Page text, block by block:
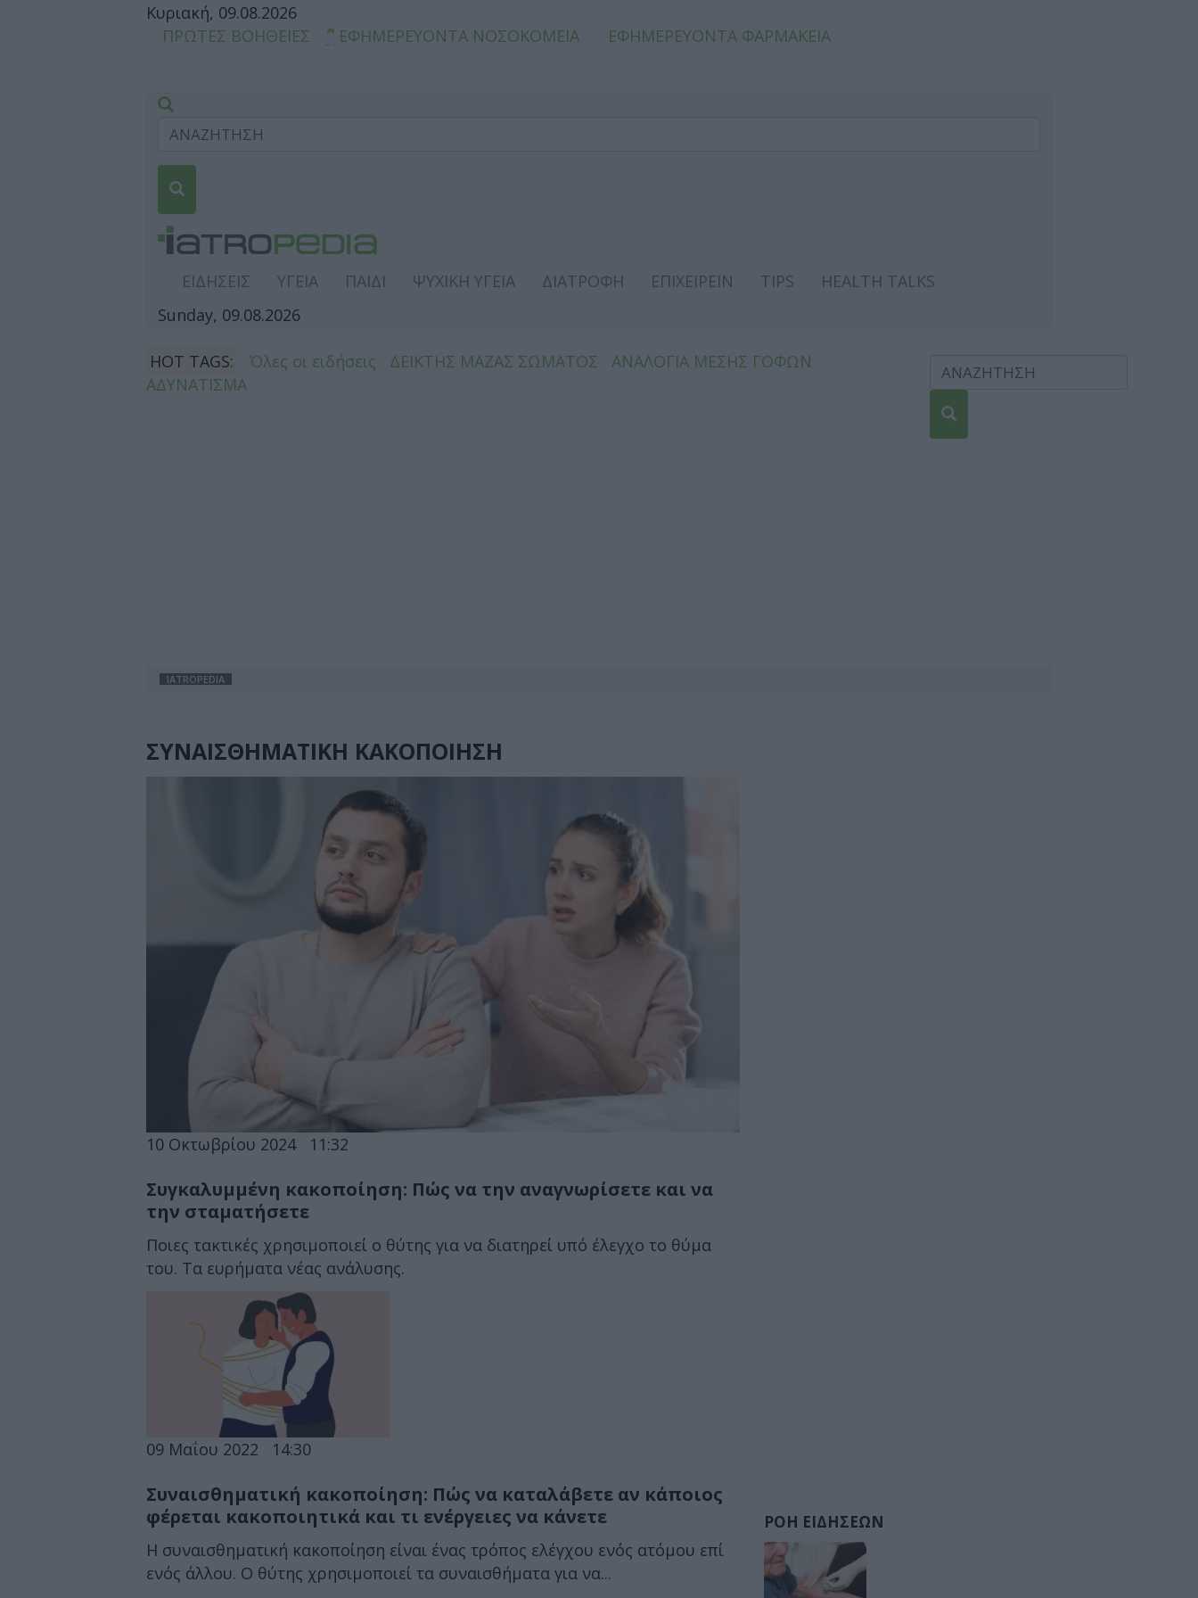
Κυριακή, 09.08.2026
ΠΡΩΤΕΣ ΒΟΗΘΕΙΕΣ
ΕΦΗΜΕΡΕΥΟΝΤΑ ΝΟΣΟΚΟΜΕΙΑ ΕΦΗΜΕΡΕΥΟΝΤΑ ΦΑΡΜΑΚΕΙΑ
ΕΙΔΗΣΕΙΣ ΥΓΕΙΑ ΠΑΙΔΙ ΨΥΧΙΚΗ ΥΓΕΙΑ ΔΙΑΤΡΟΦΗ ΕΠΙΧΕΙΡΕΙΝ TIPS
HEALTH TALKS
Sunday, 09.08.2026
HOT TAGS: Όλες οι ειδήσεις ΔΕΙΚΤΗΣ ΜΑΖΑΣ ΣΩΜΑΤΟΣ
ΑΝΑΛΟΓΙΑ ΜΕΣΗΣ ΓΟΦΩΝ
ΑΔΥΝΑΤΙΣΜΑ
IATROPEDIA
ΣΥΝΑΙΣΘΗΜΑΤΙΚΗ ΚΑΚΟΠΟΙΗΣΗ
10 Οκτωβρίου 2024 11:32
Συγκαλυμμένη κακοποίηση: Πώς να την αναγνωρίσετε και να
την σταματήσετε
Ποιες τακτικές χρησιμοποιεί ο θύτης για να διατηρεί υπό έλεγχο το θύμα
του. Τα ευρήματα νέας ανάλυσης.
09 Μαΐου 2022 14:30
Συναισθηματική κακοποίηση: Πώς να καταλάβετε αν κάποιος
φέρεται κακοποιητικά και τι ενέργειες να κάνετε
Η συναισθηματική κακοποίηση είναι ένας τρόπος ελέγχου ενός ατόμου επί
ενός άλλου. Ο θύτης χρησιμοποιεί τα συναισθήματα για να...
ΡΟΗ ΕΙΔΗΣΕΩΝ